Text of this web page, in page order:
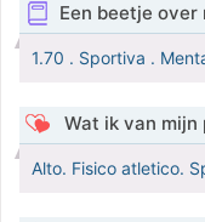
Een beetje over
1.70 . Sportiva .
Wat ik van
Alto. Fisico atletico.